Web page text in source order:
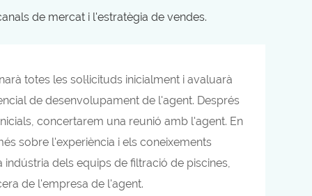
de mercat i l'estratègia de vendes.
totes les sol·licituds inicialment i avaluarà
de desenvolupament de l'agent. Després
concertarem una reunió amb l'agent. En
sobre l'experiència i els coneixements
indústria dels equips de filtració de piscines,
de l'empresa de l'agent.